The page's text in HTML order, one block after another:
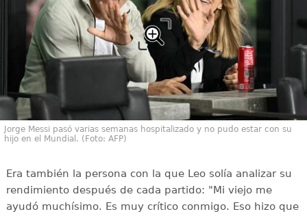
Jorge Messi pasó varias semanas hospitalizado y no pudo estar con su
hijo en el Mundial. (Foto: AFP)
Era también la persona con la que Leo solía analizar su
rendimiento después de cada partido: "Mi viejo me
ayudó muchísimo. Es muy crítico conmigo. Eso hizo que